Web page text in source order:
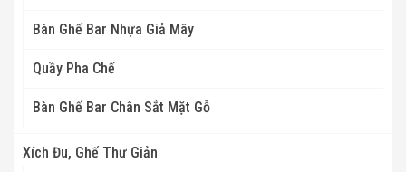
Bàn Ghế Bar Nhựa Giả Mây
Quầy Pha Chế
Bàn Ghế Bar Chân Sắt Mặt Gỗ
Xích Đu, Ghế Thư Giản